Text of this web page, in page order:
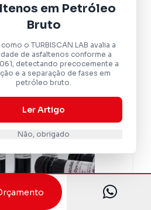
em Petróleo
Bruto
o TURBISCAN LAB avalia a
de asfaltenos conforme a
detectando precocemente a
e a separação de fases em
petróleo bruto.
Ler Artigo
Não, obrigado